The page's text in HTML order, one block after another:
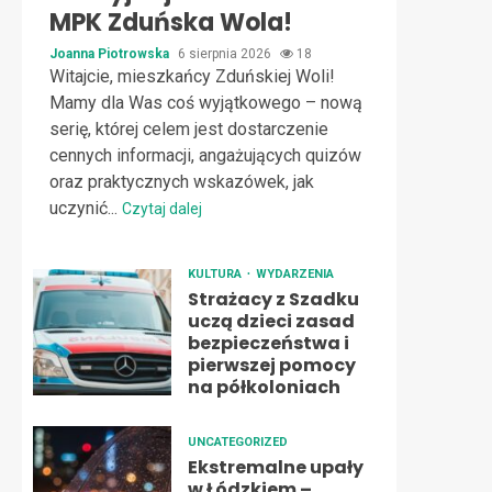
MPK Zduńska Wola!
Joanna Piotrowska 6 sierpnia 2026 18
Witajcie, mieszkańcy Zduńskiej Woli!
Mamy dla Was coś wyjątkowego – nową
serię, której celem jest dostarczenie
cennych informacji, angażujących quizów
oraz praktycznych wskazówek, jak
uczynić... Czytaj dalej
KULTURA WYDARZENIA
Strażacy z Szadku
uczą dzieci zasad
bezpieczeństwa i
pierwszej pomocy
na półkoloniach
UNCATEGORIZED
Ekstremalne upały